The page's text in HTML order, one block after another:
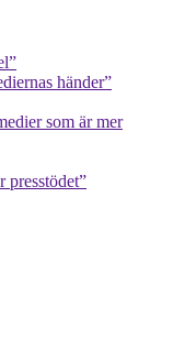
händer”
som är mer